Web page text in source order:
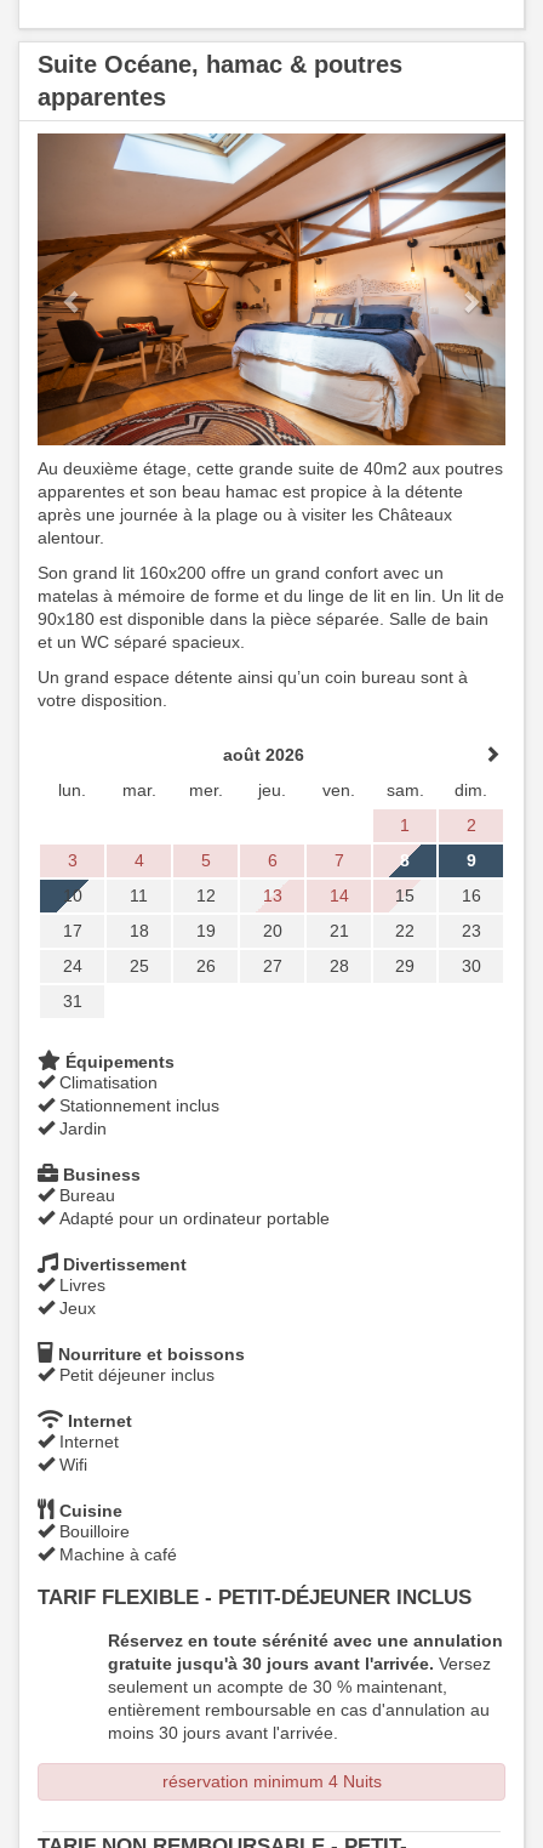
Suite Océane, hamac & poutres
apparentes
Previous
Next
Au deuxième étage, cette grande suite de 40m2 aux poutres
apparentes et son beau hamac est propice à la détente
après une journée à la plage ou à visiter les Châteaux
alentour.
Son grand lit 160x200 offre un grand confort avec un
matelas à mémoire de forme et du linge de lit en lin. Un lit de
90x180 est disponible dans la pièce séparée. Salle de bain
et un WC séparé spacieux.
Un grand espace détente ainsi qu’un coin bureau sont à
votre disposition.
août 2026
lun.
mar. mer. jeu. ven. sam.
dim.
1
2
3
4 5 6 7 8
9
10
11 12 13 14 15
16
17
18 19 20 21 22
23
24
25 26 27 28 29
30
31
Équipements
Climatisation
Stationnement inclus
Jardin
Business
Bureau
Adapté pour un ordinateur portable
Divertissement
Livres
Jeux
Nourriture et boissons
Petit déjeuner inclus
Internet
Internet
Wifi
Cuisine
Bouilloire
Machine à café
TARIF FLEXIBLE - PETIT-DÉJEUNER INCLUS
Réservez en toute sérénité avec une annulation
gratuite jusqu'à 30 jours avant l'arrivée. Versez
seulement un acompte de 30 % maintenant,
entièrement remboursable en cas d'annulation au
moins 30 jours avant l'arrivée.
réservation minimum 4 Nuits